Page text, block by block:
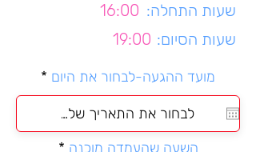
16:00 שעות התחלה:
19:00 שעות הסיום:
מועד ההגעה-לבחור את היום *
i
השעה שהעמדה מוכנה